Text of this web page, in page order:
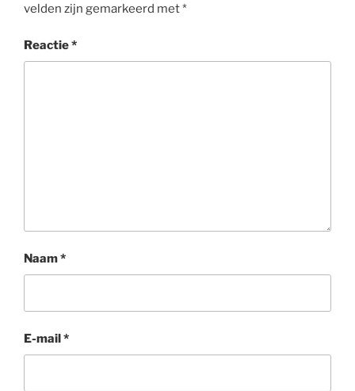
velden zijn gemarkeerd met*
Reactie*
Naam*
E-mail*